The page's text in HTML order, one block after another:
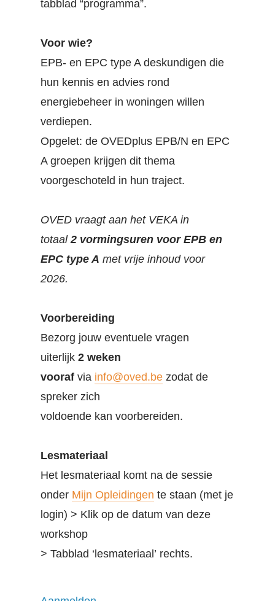
tabblad “programma”.
Voor wie?
EPB- en EPC type A deskundigen die
hun kennis en advies rond
energiebeheer in woningen willen
verdiepen.
Opgelet: de OVEDplus EPB/N en EPC
A groepen krijgen dit thema
voorgeschoteld in hun traject.
OVED vraagt aan het VEKA in
totaal2 vormingsuren voor EPB en
EPC type Amet vrije inhoud voor
2026.
Voorbereiding
Bezorg jouw eventuele vragen
uiterlijk2 weken
vooraf via info@oved.be zodat de
spreker zich
voldoende kan voorbereiden.
Lesmateriaal
Het lesmateriaal komt na de sessie
onder Mijn Opleidingen te staan (met je
login) > Klik op de datum van deze
workshop
> Tabblad ‘lesmateriaal’ rechts.